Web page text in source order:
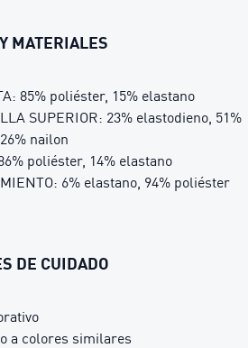
MATERIALES
85% poliéster, 15% elastano
SUPERIOR: 23% elastodieno, 51%
nailon
poliéster, 14% elastano
6% elastano, 94% poliéster
DE CUIDADO
a colores similares